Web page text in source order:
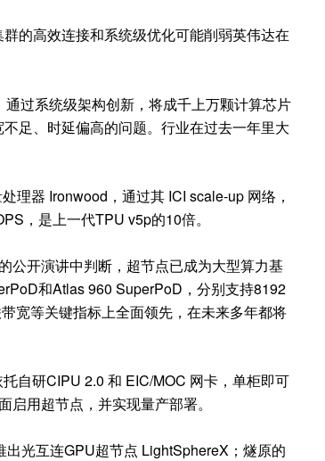
的高效连接和系统级优化可能削弱英伟达在
过系统级架构创新，将成千上万颗计算芯片
足、时延偏高的问题。行业在过去一年里大
理器 Ironwood，通过其 ICI scale-up 网络，
，是上一代TPU v5p的10倍。
公开演讲中判断，超节点已成为大型算力基
和Atlas 960 SuperPoD，分别支持8192
宽等关键指标上全面领先，在未来多年都将
自研CIPU 2.0 和 EIC/MOC 网卡，单柜即可
用超节点，并实现量产部署。
光互连GPU超节点 LightSphereX；燧原的